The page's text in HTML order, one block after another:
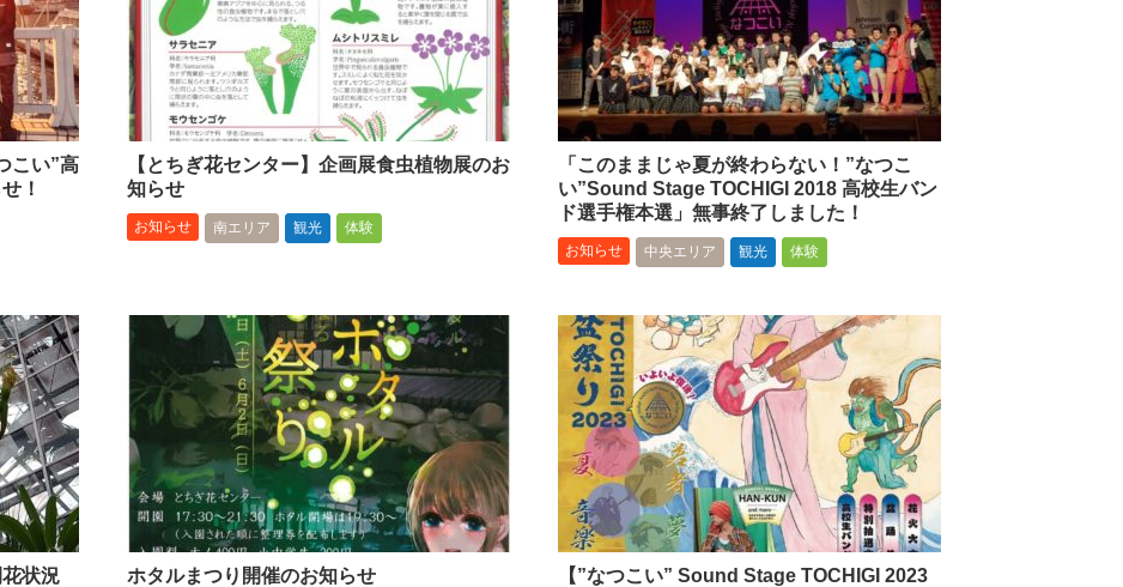
こい”高
！
【とちぎ花センター】企画展食虫植物展のお
知らせ
お知らせ 南エリア 観光 体験
「このままじゃ夏が終わらない！”なつこ
い”Sound Stage TOCHIGI 2018 高校生バン
ド選手権本選」無事終了しました！
お知らせ 中央エリア 観光 体験
状況 ホタルまつり開催のお知らせ
【”なつこい” Sound Stage TOCHIGI 2023